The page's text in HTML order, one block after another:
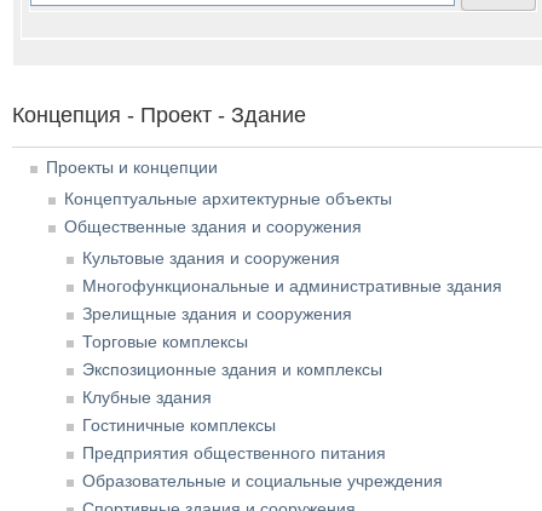
Концепция - Проект - Здание
Проекты и концепции
Концептуальные архитектурные объекты
Общественные здания и сооружения
Культовые здания и сооружения
Многофункциональные и административные здания
Зрелищные здания и сооружения
Торговые комплексы
Экспозиционные здания и комплексы
Клубные здания
Гостиничные комплексы
Предприятия общественного питания
Образовательные и социальные учреждения